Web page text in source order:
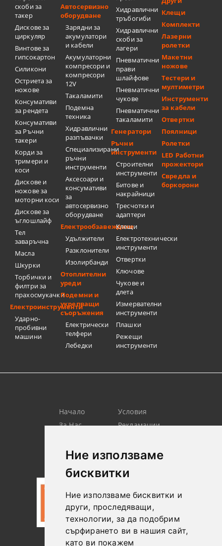
Ние използваме
бисквитки
Ние използваме бисквитки и
други, проследяващи,
технологии, за да подобрим
сърфирането ви в нашия сайт,
като ви покажем
скоби за
такер
Дискове за
циркуляр
Винтове за
гипсокартон
Силикони
Остриета за
ножове
Консумативи
за рендета
Консумативи
за Ръчни
такери
Корди за
тримери и
коси
Дискове и
ножове за
моторни коси
Дискове за
ъглошлайф
Тел
заваръчна
Масла
Шкурки
Торбички и
филтри за
прахосмукачки
Електроинструменти
Ударно-
пробивни
машини
Автосервизно
оборудване
Зарядни за
акумулатори
и кабели
Акумулаторни
компресори и
компресори
12V
Такаламити
Подемна
техника
Хидравлични
разпъвачки
Специализирани
ръчни
инструменти
Аксесоари и
консумативи
за
автосервизно
оборудване
Електрообзавеждане
Удължители
Разклонители
Изолирбанди
Отоплителни
уреди
Подемни и
укрепващи
съоръжения
Електрически
телфери
Лебедки
Хидравлични
тръбогиби
Хидравлични
скоби за
лагери
Пневматични
прави
шлайфове
Пневматични
чукове
Пневматични
такаламити
Генератори
Ръчни
инструменти
Строителни
инструменти
Битове и
накрайници
Тресчотки и
адаптери
Клещи
Електротехнически
инструменти
Отвертки
Ключове
Чукове и
длета
Измервателни
инструменти
Плашки
Режещи
инструменти
Клещи
Комплекти
Лазерни
ролетки
Макетни
ножове
Тестери и
мултиметри
Инструменти
за кабели
Отвертки
Поялници
Ролетки
LED Работни
прожектори
Свредла и
боркорони
Начало
За Нас
Лични
Данни
Условия
Рекламации
Новини